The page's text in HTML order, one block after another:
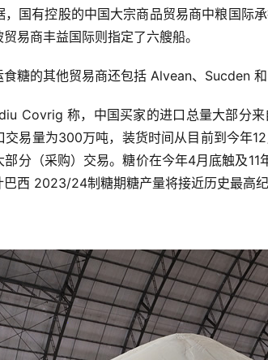
国有控股的中国大宗商品贸易商中粮国际
易商丰益国际则指定了六艘船。
糖的其他贸易商还包括 Alvean、Sucden 和
Covrig 称，中国买家的进口总量大部分
交易量为300万吨，装货时间从目前到今年
分（采购）交易。糖价在今年4月底触及11
西 2023/24制糖期糖产量将接近历史最高纪